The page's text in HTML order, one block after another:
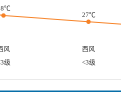
27℃
风 西风
级 <3级